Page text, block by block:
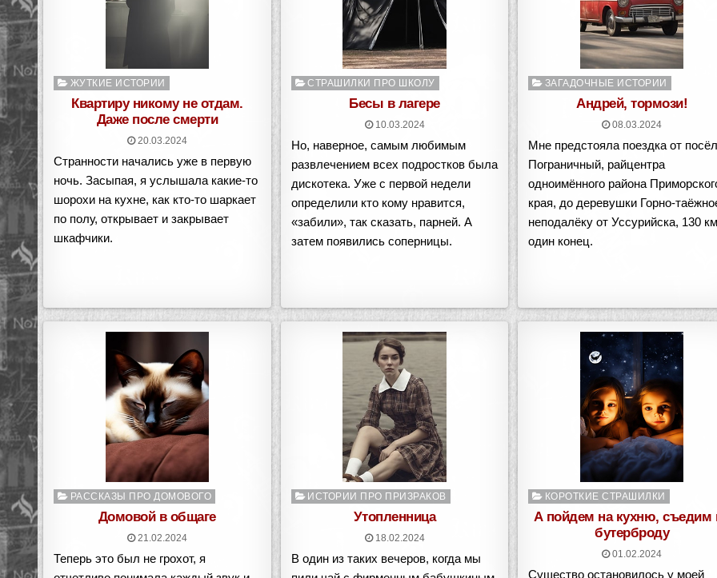
Опубликовано
ЖУТКИЕ ИСТОРИИ
Квартиру никому не отдам.
Даже после смерти
20.03.2024
Странности начались уже в первую
ночь. Засыпая, я услышала какие-то
шорохи на кухне, как кто-то шаркает
по полу, открывает и закрывает
шкафчики.
Опубликовано
СТРАШИЛКИ ПРО ШКОЛУ
Бесы в лагере
10.03.2024
Но, наверное, самым любимым
развлечением всех подростков была
дискотека. Уже с первой недели
определили кто кому нравится,
«забили», так сказать, парней. А
затем появились соперницы.
Опубликовано
ЗАГАДОЧНЫЕ ИСТОРИИ
Андрей, тормози!
08.03.2024
Мне предстояла поездка от
Пограничный, райцентра
одноимённого района
края, до деревушки Горно-
неподалёку от Уссурийска, 130
один конец.
Опубликовано
РАССКАЗЫ ПРО ДОМОВОГО
Домовой в общаге
21.02.2024
Теперь это был не грохот, я
Опубликовано
ИСТОРИИ ПРО ПРИЗРАКОВ
Утопленница
18.02.2024
В один из таких вечеров, когда мы
Опубликовано
КОРОТКИЕ СТРАШИЛКИ
А пойдем на кухню, съедим
бутерброду
01.02.2024
Существо остановилось у моей